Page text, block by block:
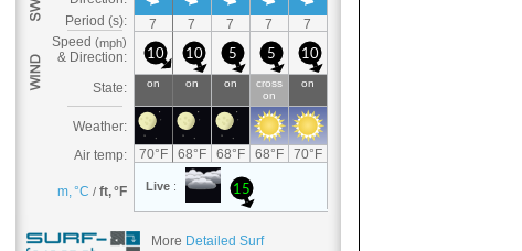
More Detailed Surf